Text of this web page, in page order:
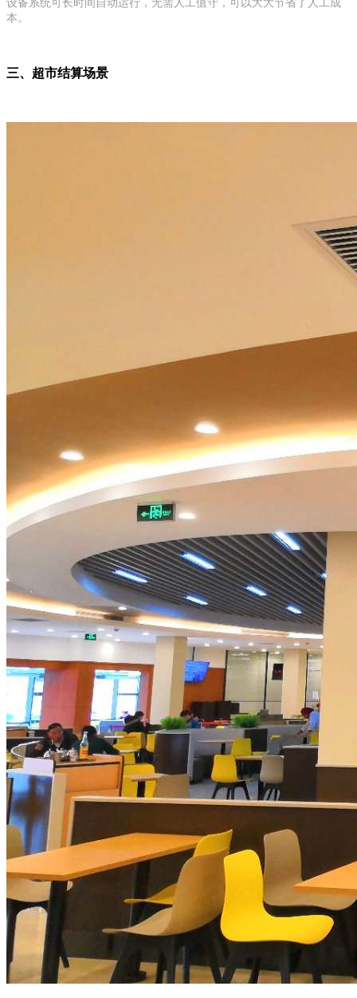
设备系统可长时间自动运行，无需人工值守，可以大大节省了人工成
本。
三、超市结算场景